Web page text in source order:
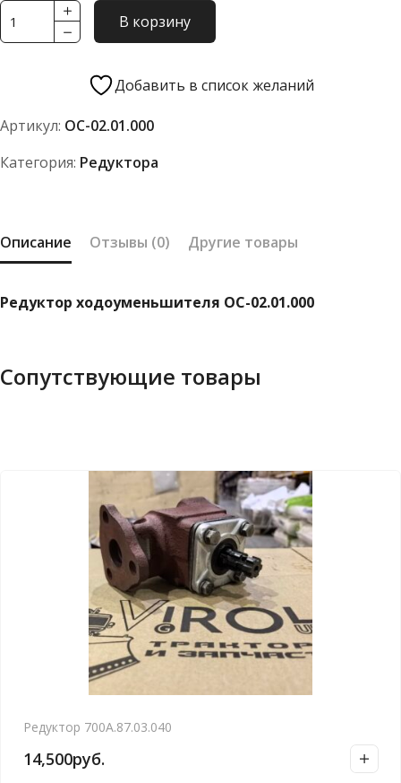
Количество
товара
ходоуменьшителя
В корзину
Добавить в список желаний
Артикул: ОС-02.01.000
Категория: Редуктора
Описание Отзывы (0) Другие товары
Редуктор ходоуменьшителя ОС-02.01.000
Сопутствующие товары
Редуктор 700А.87.03.040
14,500руб.